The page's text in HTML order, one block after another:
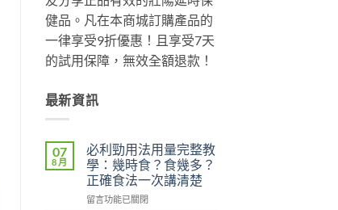
健品。凡在本商城訂購產品的
一律享受9折優惠！且享受7天
的試用保障，無效全額退款！
最新資訊
07
8 月
必利勁用法用量完整教
學：幾時食？食幾多？
正確食法一次講清楚
在
留言功能已關閉